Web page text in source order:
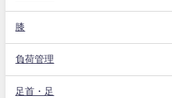
膝
負荷管理
足首・足